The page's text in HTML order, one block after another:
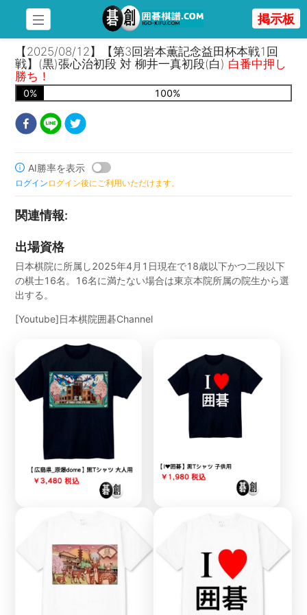
掲示板
【2025/08/12】【第3回岩本薫記念益田杯本戦1回
戦】(黒)張心治初段 対 柳井一真初段(白) 白番中押し
勝ち！
0% 100%
AI勝率を表示
ログイン ログイン後にご利用いただけます。
関連情報:
出場資格
日本棋院に所属し2025年4月1日現在で18歳以下かつ二段以下
の棋士16名。16名に満たない場合は東京本院所属の院生から選
出する。
[Youtube]日本棋院囲碁Channel